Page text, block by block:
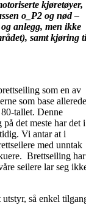
kjøretøyer,
o_P2 og nød –
anlegg, men ikke
samt kjøring
som en av
som base allerede
tallet. Denne
det meste har det i
Vi antar at i
med unntak
Brettseiling har
seilere lar seg
så enkel